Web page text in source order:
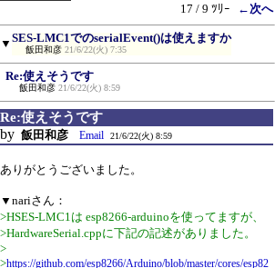
17 / 9 ﾂﾘｰ
←次へ
▼ SES-LMC1でのserialEvent()は使えますか
飯田和彦 21/6/22(火) 7:35
Re:使えそうです
飯田和彦 21/6/22(火) 8:59
Re:使えそうです
by 飯田和彦 Email 21/6/22(火) 8:59
ありがとうございました。
▼nariさん：
>HSES-LMC1は esp8266-arduinoを使ってますが、
>HardwareSerial.cppに下記の記述がありました。
>
>https://github.com/esp8266/Arduino/blob/master/cores/esp82